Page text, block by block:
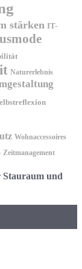
stärken IT-
Naturerlebnis
Wohnaccessoires
Zeitmanagement
Stauraum und